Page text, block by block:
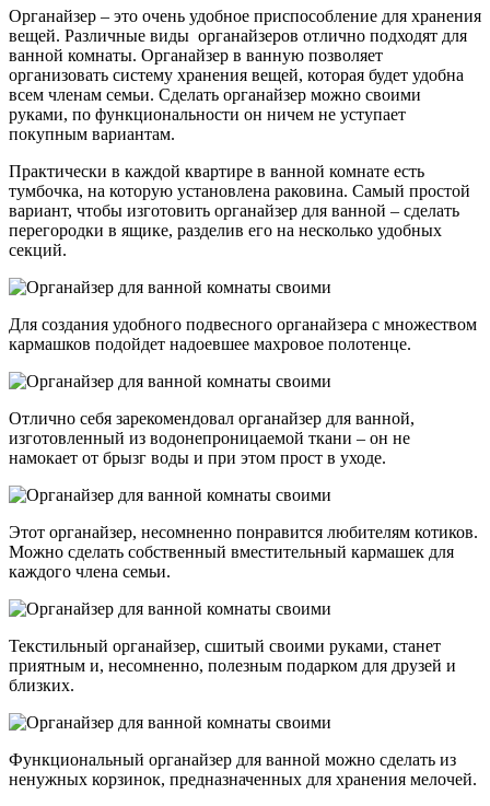
Органайзер – это очень удобное приспособление для хранения
вещей. Различные виды органайзеров отлично подходят для
ванной комнаты. Органайзер в ванную позволяет
организовать систему хранения вещей, которая будет удобна
всем членам семьи. Сделать органайзер можно своими
руками, по функциональности он ничем не уступает
покупным вариантам.
Практически в каждой квартире в ванной комнате есть
тумбочка, на которую установлена раковина. Самый простой
вариант, чтобы изготовить органайзер для ванной – сделать
перегородки в ящике, разделив его на несколько удобных
секций.
Для создания удобного подвесного органайзера с множеством
кармашков подойдет надоевшее махровое полотенце.
Отлично себя зарекомендовал органайзер для ванной,
изготовленный из водонепроницаемой ткани – он не
намокает от брызг воды и при этом прост в уходе.
Этот органайзер, несомненно понравится любителям котиков.
Можно сделать собственный вместительный кармашек для
каждого члена семьи.
Текстильный органайзер, сшитый своими руками, станет
приятным и, несомненно, полезным подарком для друзей и
близких.
Функциональный органайзер для ванной можно сделать из
ненужных корзинок, предназначенных для хранения мелочей.